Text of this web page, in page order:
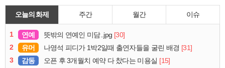
오늘의 화제 주간 월간 이슈
1 연예 뜻밖의 연예인 미담..jpg [30]
2
유머 나영석 피디가 1박2일때 출연자들을 굴린 배경 [31]
3
감동 오픈 후 3개월치 예약 다 찼다는 미용실 [15]